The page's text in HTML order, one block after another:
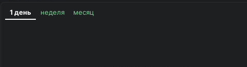
1 день неделя месяц